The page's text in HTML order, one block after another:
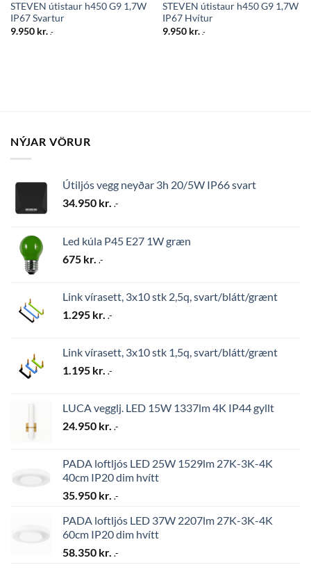
STEVEN útistaur h450 G9 1,7W
IP67 Svartur
9.950 kr. .-
STEVEN útistaur h450 G9 1,7W
IP67 Hvítur
9.950 kr. .-
NÝJAR VÖRUR
Útiljós vegg neyðar 3h 20/5W IP66 svart
34.950 kr. .-
Led kúla P45 E27 1W græn
675 kr. .-
Link vírasett, 3x10 stk 2,5q, svart/blátt/grænt
1.295 kr. .-
Link vírasett, 3x10 stk 1,5q, svart/blátt/grænt
1.195 kr. .-
LUCA vegglj. LED 15W 1337lm 4K IP44 gyllt
24.950 kr. .-
PADA loftljós LED 25W 1529lm 27K-3K-4K
40cm IP20 dim hvítt
35.950 kr. .-
PADA loftljós LED 37W 2207lm 27K-3K-4K
60cm IP20 dim hvítt
58.350 kr. .-